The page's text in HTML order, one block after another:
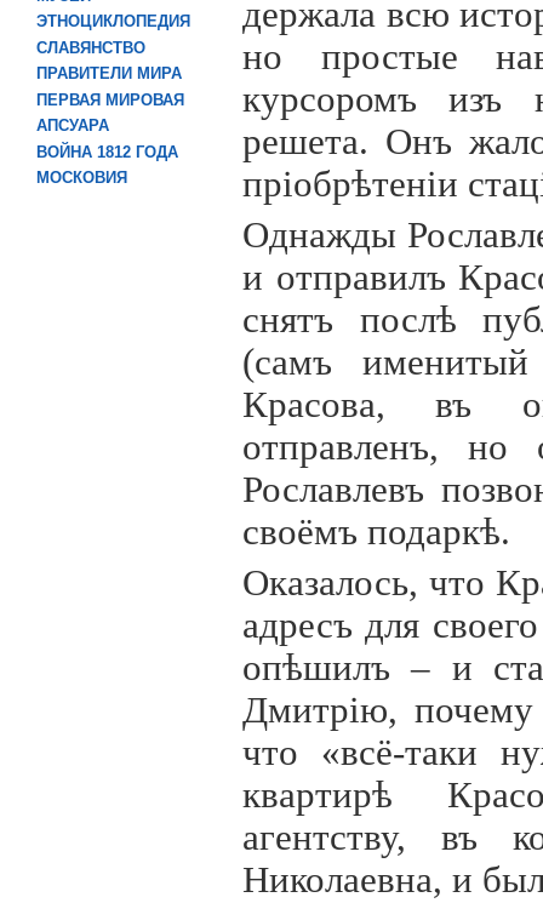
ЭТНОЦИКЛОПЕДИЯ
СЛАВЯНСТВО
ПРАВИТЕЛИ МИРА
ПЕРВАЯ МИРОВАЯ
АПСУАРА
ВОЙНА 1812 ГОДА
МОСКОВИЯ
держала всю
но простые
курсоромъ изъ
решета. Онъ
прiобрѣтенiи стац
Однажды
и отправилъ
снятъ послѣ
(самъ
Красова, въ
отправленъ, но
Рославлевъ
своёмъ подаркѣ.
Оказалось, что
адресъ для
опѣшилъ – и
Дмитрiю, почему
что «всё-таки
квартирѣ
агентству, въ
Николаевна, и